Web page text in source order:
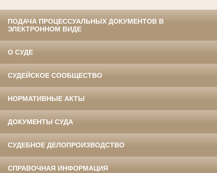
ПОДАЧА ПРОЦЕССУАЛЬНЫХ ДОКУМЕНТОВ В
ЭЛЕКТРОННОМ ВИДЕ
О СУДЕ
СУДЕЙСКОЕ СООБЩЕСТВО
НОРМАТИВНЫЕ АКТЫ
ДОКУМЕНТЫ СУДА
СУДЕБНОЕ ДЕЛОПРОИЗВОДСТВО
СПРАВОЧНАЯ ИНФОРМАЦИЯ